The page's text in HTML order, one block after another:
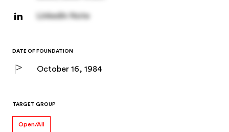
LinkedIn Note
DATE OF FOUNDATION
October 16, 1984
TARGET GROUP
Open/All